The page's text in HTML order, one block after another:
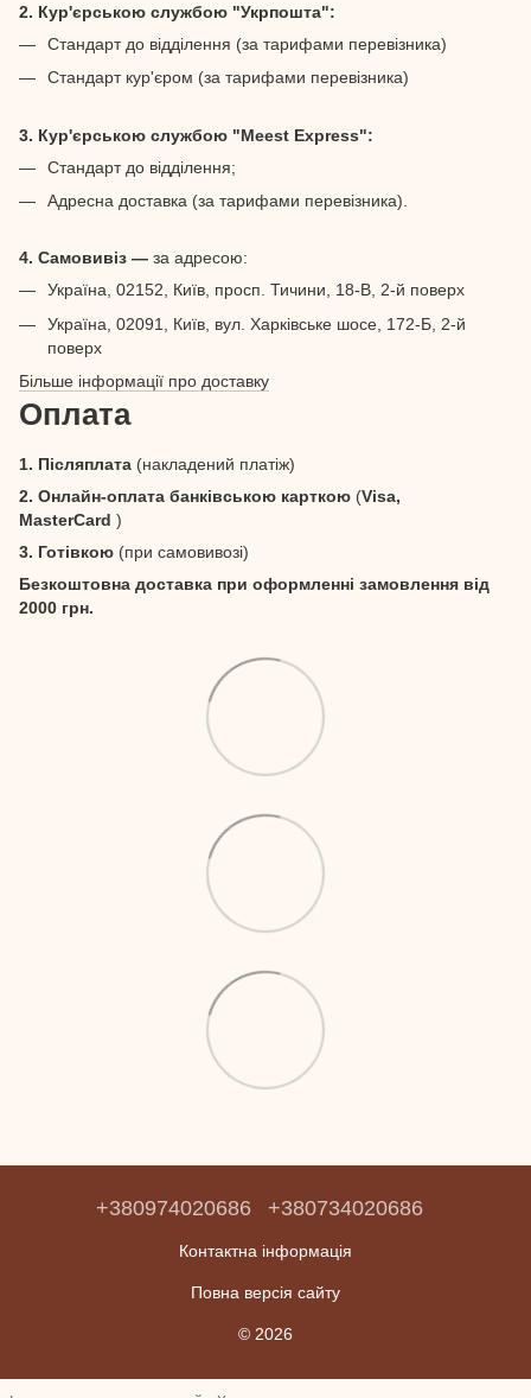
2. Кур'єрською службою "Укрпошта":
Стандарт до відділення (за тарифами перевізника)
Стандарт кур'єром (за тарифами перевізника)
3. Кур'єрською службою "Meest Express":
Стандарт до відділення;
Адресна доставка (за тарифами перевізника).
4. Самовивіз — за адресою:
Україна, 02152, Київ, просп. Тичини, 18-В, 2-й поверх
Україна, 02091, Київ, вул. Харківське шосе, 172-Б, 2-й
поверх
Більше інформації про доставку
Оплата
1. Післяплата (накладений платіж)
2. Онлайн-оплата банківською карткою (Visa,
MasterCard )
3. Готівкою (при самовивозі)
Безкоштовна доставка при оформленні замовлення від
2000 грн.
+380974020686 +380734020686
Контактна інформація
Повна версія сайту
© 2026